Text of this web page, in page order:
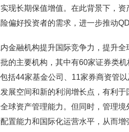
现长期保值增值。在此背景下，资
偏好投资者的需求，进一步推动
融机构提升国际竞争力，提升全
的主要机构，其中有60家证券类
括44家基金公司、11家券商资管
展空间和新的利润增长点，有利于
球资产管理能力。但同时，管理
置能力和国际化运营水平，从而增